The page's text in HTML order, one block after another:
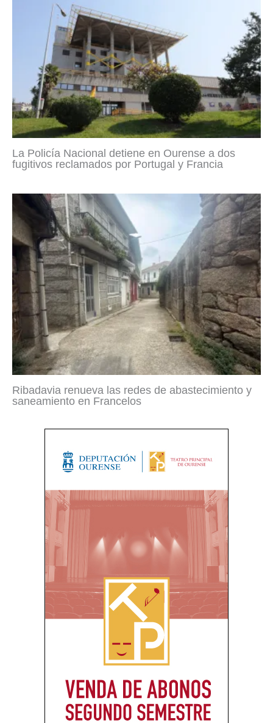
La Policía Nacional detiene en Ourense a dos
fugitivos reclamados por Portugal y Francia
Ribadavia renueva las redes de abastecimiento y
saneamiento en Francelos